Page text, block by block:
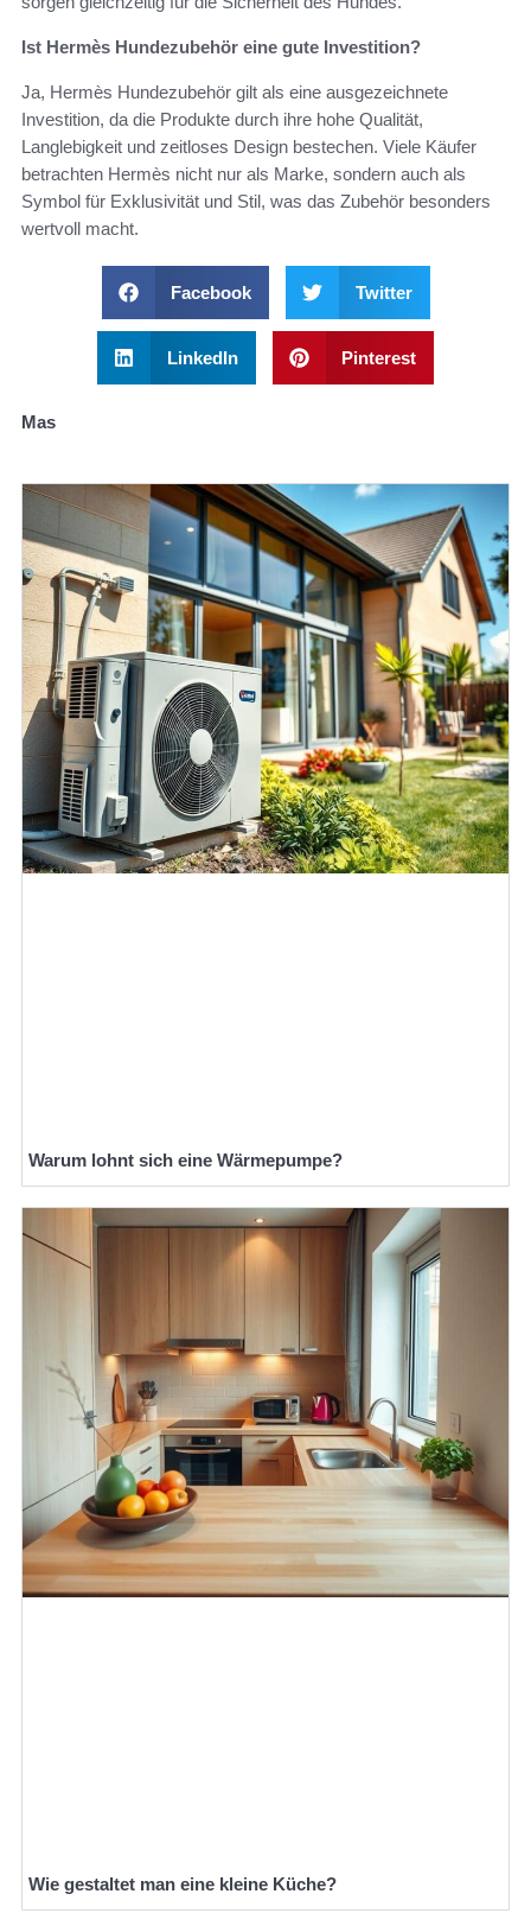
Ist Hermès Hundezubehör eine gute Investition?
Ja, Hermès Hundezubehör gilt als eine ausgezeichnete
Investition, da die Produkte durch ihre hohe Qualität,
Langlebigkeit und zeitloses Design bestechen. Viele Käufer
betrachten Hermès nicht nur als Marke, sondern auch als
Symbol für Exklusivität und Stil, was das Zubehör besonders
wertvoll macht.
Facebook Twitter
LinkedIn Pinterest
Mas
Warum lohnt sich eine Wärmepumpe?
Wie gestaltet man eine kleine Küche?